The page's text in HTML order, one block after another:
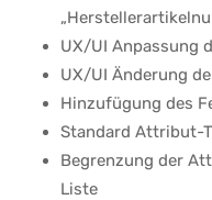
UX/UI Anpassung
UX/UI Änderung
Hinzufügung des
Standard Attribut-
Begrenzung der
Liste